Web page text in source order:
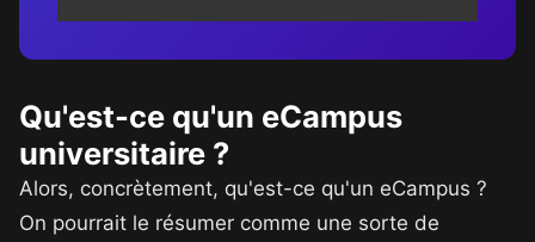
Qu'est-ce qu'un eCampus
universitaire ?
Alors, concrètement, qu'est-ce qu'un eCampus ?
On pourrait le résumer comme une sorte de